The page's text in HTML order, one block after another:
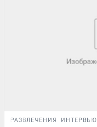
РАЗВЛЕЧЕНИЯ ИНТЕРВЬЮ